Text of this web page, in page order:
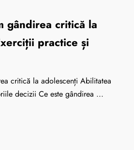
gândirea critică la
practice și
critică la adolescenți Abilitatea
decizii Ce este gândirea ...